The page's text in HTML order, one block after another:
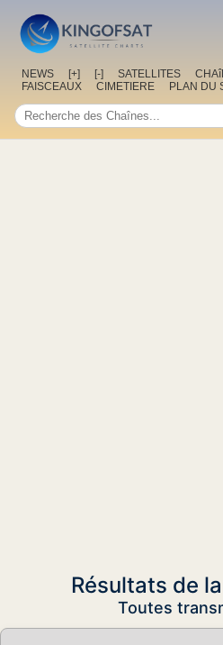
NEWS [+] [-] SATELLITES
FAISCEAUX
CIMETIERE PLAN DU
Résultats de
Toutes